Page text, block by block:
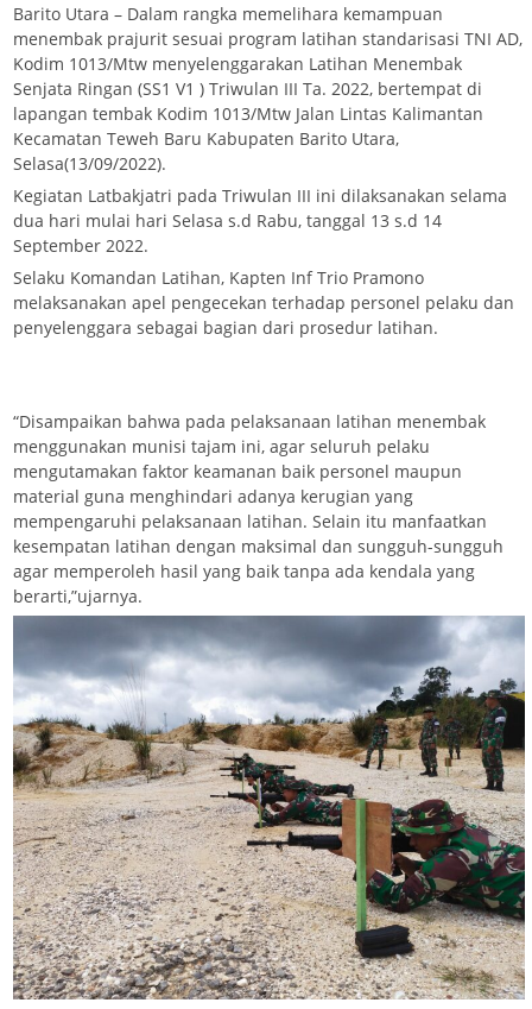
Barito Utara – Dalam rangka memelihara kemampuan
menembak prajurit sesuai program latihan standarisasi TNI AD,
Kodim 1013/Mtw menyelenggarakan Latihan Menembak
Senjata Ringan (SS1 V1 ) Triwulan III Ta. 2022, bertempat di
lapangan tembak Kodim 1013/Mtw Jalan Lintas Kalimantan
Kecamatan Teweh Baru Kabupaten Barito Utara,
Selasa(13/09/2022).
Kegiatan Latbakjatri pada Triwulan III ini dilaksanakan selama
dua hari mulai hari Selasa s.d Rabu, tanggal 13 s.d 14
September 2022.
Selaku Komandan Latihan, Kapten Inf Trio Pramono
melaksanakan apel pengecekan terhadap personel pelaku dan
penyelenggara sebagai bagian dari prosedur latihan.
“Disampaikan bahwa pada pelaksanaan latihan menembak
menggunakan munisi tajam ini, agar seluruh pelaku
mengutamakan faktor keamanan baik personel maupun
material guna menghindari adanya kerugian yang
mempengaruhi pelaksanaan latihan. Selain itu manfaatkan
kesempatan latihan dengan maksimal dan sungguh-sungguh
agar memperoleh hasil yang baik tanpa ada kendala yang
berarti,”ujarnya.